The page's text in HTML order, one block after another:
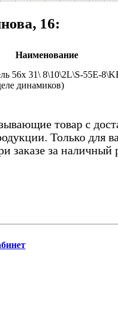
16:
Наименование
56x 31\ 8\10\2L\S-55E-
динамиков)
товар с
Только для
заказе за